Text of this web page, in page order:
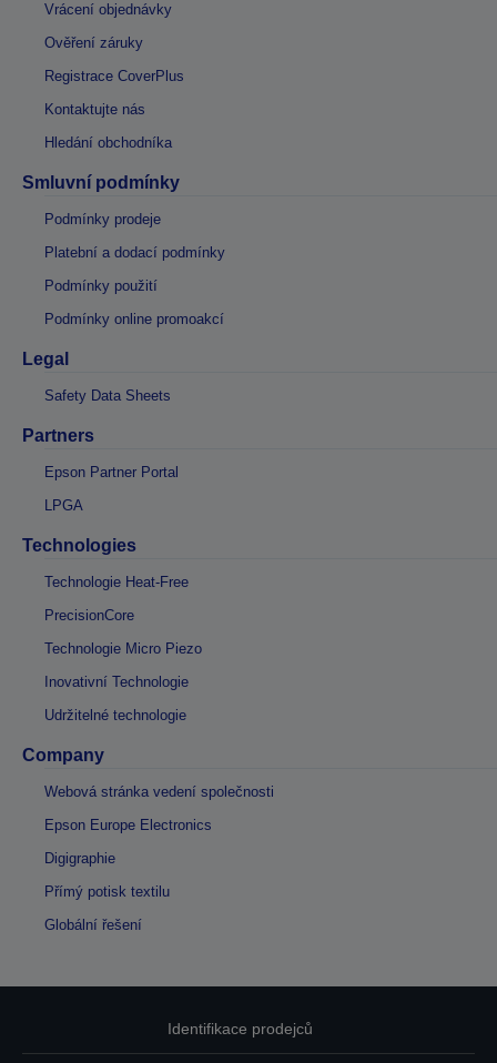
Vrácení objednávky
Ověření záruky
Registrace CoverPlus
Kontaktujte nás
Hledání obchodníka
Smluvní podmínky
Podmínky prodeje
Platební a dodací podmínky
Podmínky použití
Podmínky online promoakcí
Legal
Safety Data Sheets
Partners
Epson Partner Portal
LPGA
Technologies
Technologie Heat-Free
PrecisionCore
Technologie Micro Piezo
Inovativní Technologie
Udržitelné technologie
Company
Webová stránka vedení společnosti
Epson Europe Electronics
Digigraphie
Přímý potisk textilu
Globální řešení
Identifikace prodejců